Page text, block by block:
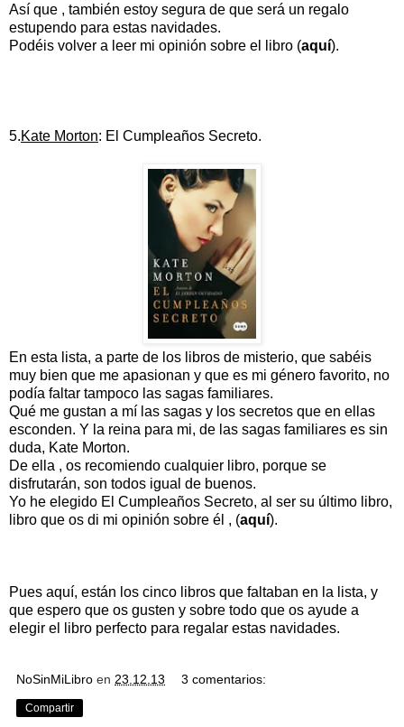
Así que , también estoy segura de que será un regalo
estupendo para estas navidades.
Podéis volver a leer mi opinión sobre el libro (aquí).
5.Kate Morton: El Cumpleaños Secreto.
En esta lista, a parte de los libros de misterio, que sabéis
muy bien que me apasionan y que es mi género favorito, no
podía faltar tampoco las sagas familiares.
Qué me gustan a mí las sagas y los secretos que en ellas
esconden. Y la reina para mi, de las sagas familiares es sin
duda, Kate Morton.
De ella , os recomiendo cualquier libro, porque se
disfrutarán, son todos igual de buenos.
Yo he elegido El Cumpleaños Secreto, al ser su último libro,
libro que os di mi opinión sobre él , (aquí).
Pues aquí, están los cinco libros que faltaban en la lista, y
que espero que os gusten y sobre todo que os ayude a
elegir el libro perfecto para regalar estas navidades.
NoSinMiLibro en 23.12.13 3 comentarios:
Compartir